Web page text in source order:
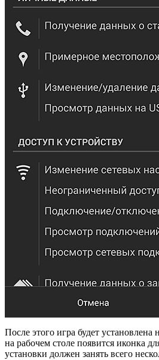
После этого игра будет
на рабочем столе появится иконка
установки должен занять всего